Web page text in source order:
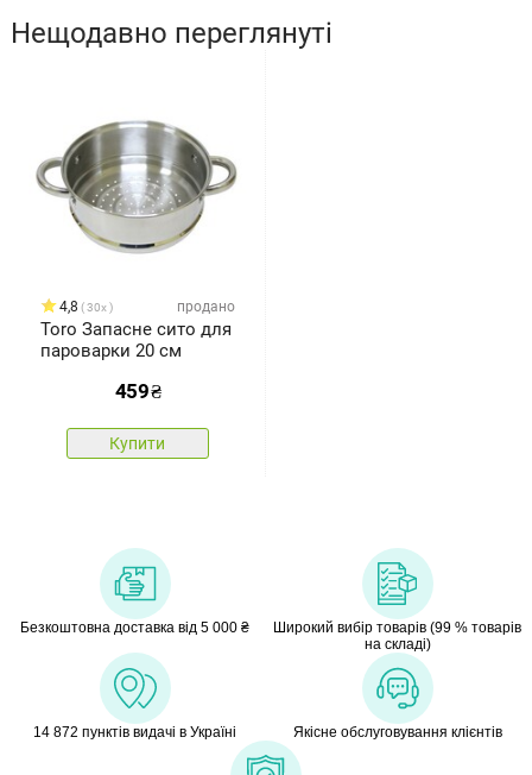
Нещодавно переглянуті
4,8 30x продано
Toro Запасне сито для
пароварки 20 см
459₴
Купити
Безкоштовна доставка від 5 000 ₴
Широкий вибір товарів (99 % товарів
на складі)
14 872 пунктів видачі в Україні Якісне обслуговування клієнтів